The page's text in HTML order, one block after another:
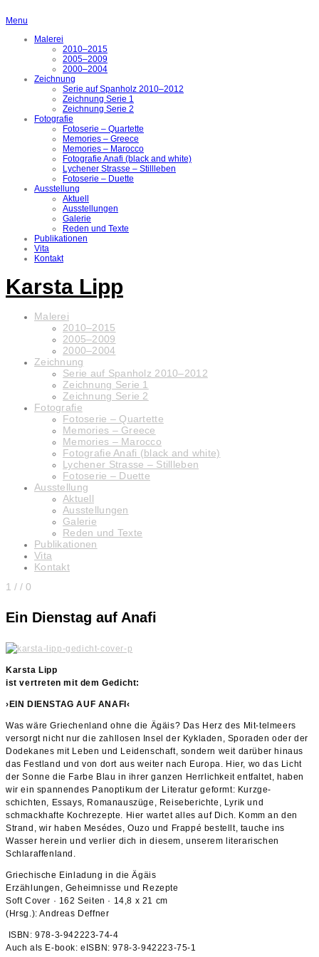
Menu
Malerei
2010–2015
2005–2009
2000–2004
Zeichnung
Serie auf Spanholz 2010–2012
Zeichnung Serie 1
Zeichnung Serie 2
Fotografie
Fotoserie – Quartette
Memories – Greece
Memories – Marocco
Fotografie Anafi (black and white)
Lychener Strasse – Stillleben
Fotoserie – Duette
Ausstellung
Aktuell
Ausstellungen
Galerie
Reden und Texte
Publikationen
Vita
Kontakt
Karsta Lipp
Malerei
2010–2015
2005–2009
2000–2004
Zeichnung
Serie auf Spanholz 2010–2012
Zeichnung Serie 1
Zeichnung Serie 2
Fotografie
Fotoserie – Quartette
Memories – Greece
Memories – Marocco
Fotografie Anafi (black and white)
Lychener Strasse – Stillleben
Fotoserie – Duette
Ausstellung
Aktuell
Ausstellungen
Galerie
Reden und Texte
Publikationen
Vita
Kontakt
1 / / 0
Ein Dienstag auf Anafi
Karsta Lipp
ist vertreten mit dem Gedicht:
›EIN DIENSTAG AUF ANAFI‹
Was wäre Griechenland ohne die Ägäis? Das Herz des Mit-telmeers
versorgt nicht nur die zahllosen Insel der Kykladen, Sporaden oder der
Dodekanes mit Leben und Leidenschaft, sondern weit darüber hinaus
das Festland und von dort aus weiter nach Europa. Hier, wo das Licht
der Sonne die Farbe Blau in ihrer ganzen Herrlichkeit entfaltet, haben
wir ein spannendes Panoptikum der Literatur geformt: Kurzge-
schichten, Essays, Romanauszüge, Reiseberichte, Lyrik und
schmackhafte Kochrezepte. Hier wartet alles auf Dich. Komm an den
Strand, wir haben Mesédes, Ouzo und Frappé bestellt, tauche ins
Wasser herein und verlier dich in diesem, unserem literarischen
Schlaraffenland.
Griechische Einladung in die Ägäis
Erzählungen, Geheimnisse und Rezepte
Soft Cover · 162 Seiten · 14,8 x 21 cm
(Hrsg.): Andreas Deffner
ISBN: 978-3-942223-74-4
Auch als E-book: eISBN: 978-3-942223-75-1